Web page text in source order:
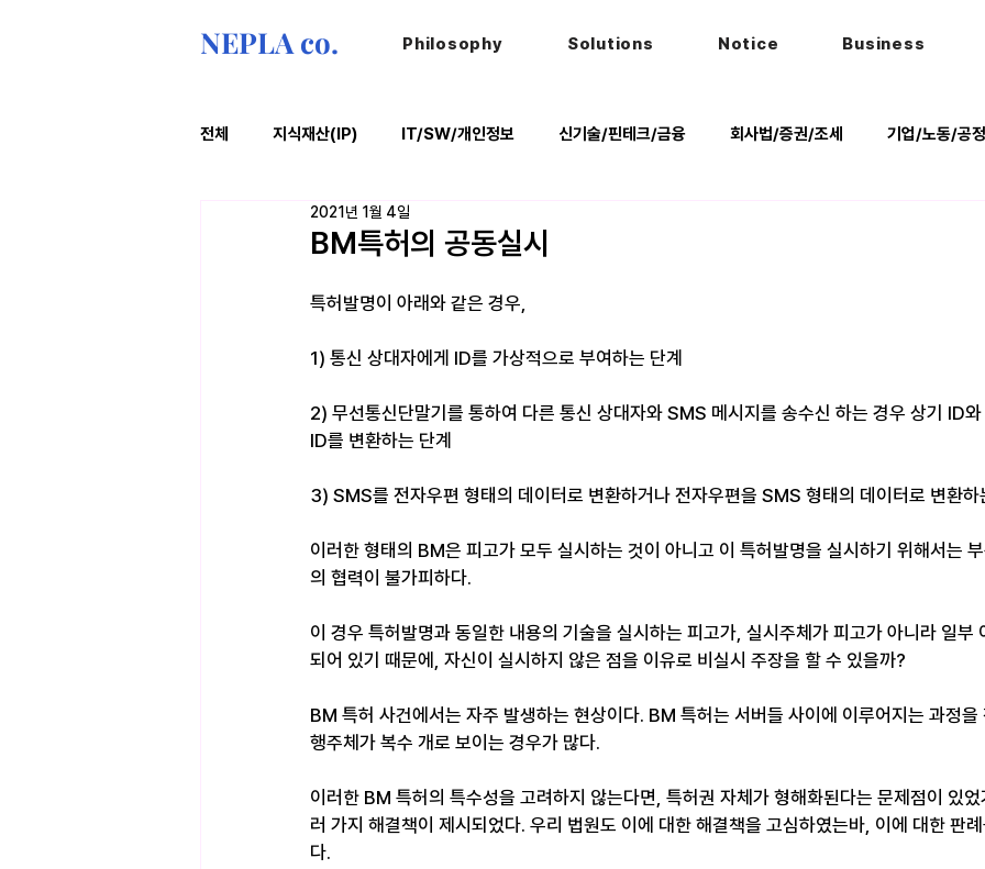
NEPLA co. Philosophy Solutions Notice Business
전체 지식재산(IP) IT/SW/개인정보 신기술/핀테크/금융 회사법/증권/조세 기업/노동/공
법률레터
BM특허의 공동실시
2021년 1월 4일
특허발명이 아래와 같은 경우,
​1) 통신 상대자에게 ID를 가상적으로 부여하는 단계
2) 무선통신단말기를 통하여 다른 통신 상대자와 SMS 메시지를 송수신 하는 경우 상기 ID
ID를 변환하는 단계
3) SMS를 전자우편 형태의 데이터로 변환하거나 전자우편을 SMS 형태의 데이터로 변환하
이러한 형태의 BM은 피고가 모두 실시하는 것이 아니고 이 특허발명을 실시하기 위해서는
의 협력이 불가피하다.
이 경우 특허발명과 동일한 내용의 기술을 실시하는 피고가, 실시주체가 피고가 아니라 일부
되어 있기 때문에, 자신이 실시하지 않은 점을 이유로 비실시 주장을 할 수 있을까?​
BM 특허 사건에서는 자주 발생하는 현상이다. BM 특허는 서버들 사이에 이루어지는 과정을
행주체가 복수 개로 보이는 경우가 많다. ​
이러한 BM 특허의 특수성을 고려하지 않는다면, 특허권 자체가 형해화된다는 문제점이 있
러 가지 해결책이 제시되었다. 우리 법원도 이에 대한 해결책을 고심하였는바, 이에 대한 판
다. ​